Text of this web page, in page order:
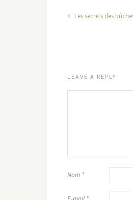
Les secrets des
LEAVE A REPLY
Nom *